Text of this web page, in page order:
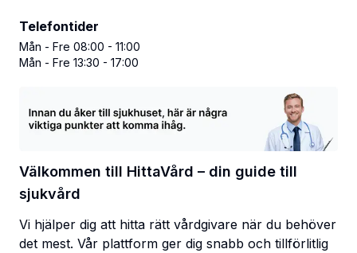
Telefontider
Mån - Fre 08:00 - 11:00
Mån - Fre 13:30 - 17:00
Välkommen till HittaVård – din guide till
sjukvård
Vi hjälper dig att hitta rätt vårdgivare när du behöver
det mest. Vår plattform ger dig snabb och tillförlitlig